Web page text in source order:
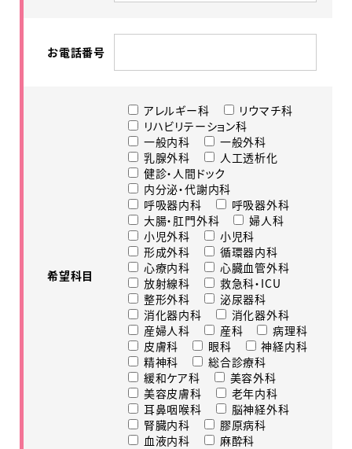
お電話番号
希望科目
アレルギー科
リウマチ科
リハビリテーション科
一般内科
一般外科
乳腺外科
人工透析化
健診・人間ドック
内分泌・代謝内科
呼吸器内科
呼吸器外科
大腸・肛門外科
婦人科
小児外科
小児科
形成外科
循環器内科
心療内科
心臓血管外科
放射線科
救急科・ICU
整形外科
泌尿器科
消化器内科
消化器外科
産婦人科
産科
病理科
皮膚科
眼科
神経内科
精神科
総合診療科
緩和ケア科
美容外科
美容皮膚科
老年内科
耳鼻咽喉科
脳神経外科
腎臓内科
膠原病科
血液内科
麻酔科